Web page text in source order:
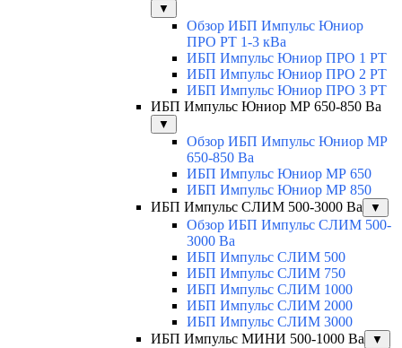
▼
Обзор ИБП Импульс Юниор
ПРО РТ 1-3 кВа
ИБП Импульс Юниор ПРО 1 РТ
ИБП Импульс Юниор ПРО 2 РТ
ИБП Импульс Юниор ПРО 3 РТ
ИБП Импульс Юниор МР 650-850 Ва
▼
Обзор ИБП Импульс Юниор МР
650-850 Ва
ИБП Импульс Юниор МР 650
ИБП Импульс Юниор МР 850
ИБП Импульс СЛИМ 500-3000 Ва
▼
Обзор ИБП Импульс СЛИМ 500-
3000 Ва
ИБП Импульс СЛИМ 500
ИБП Импульс СЛИМ 750
ИБП Импульс СЛИМ 1000
ИБП Импульс СЛИМ 2000
ИБП Импульс СЛИМ 3000
ИБП Импульс МИНИ 500-1000 Ва
▼